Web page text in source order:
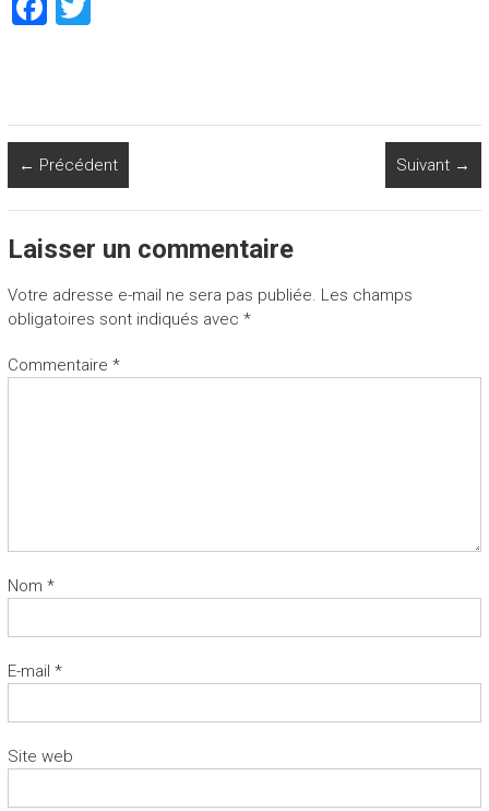
o
ok
← Précédent Suivant →
Laisser un commentaire
Votre adresse e-mail ne sera pas publiée. Les champs
obligatoires sont indiqués avec *
Commentaire *
Nom *
E-mail *
Site web